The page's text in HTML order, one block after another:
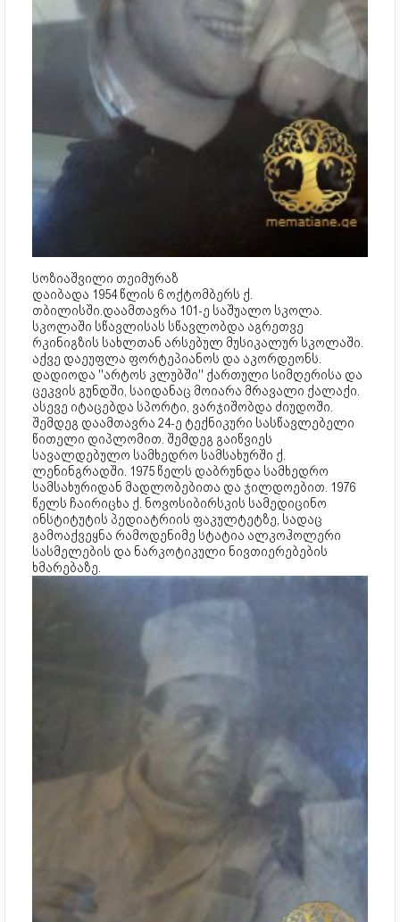
სოზიაშვილი თეიმურაზ
დაიბადა 1954 წლის 6 ოქტომბერს ქ.
თბილისში.დაამთავრა 101-ე საშუალო სკოლა.
სკოლაში სწავლისას სწავლობდა აგრეთვე
რკინიგზის სახლთან არსებულ მუსიკალურ სკოლაში.
აქვე დაეუფლა ფორტეპიანოს და აკორდეონს.
დადიოდა ''არტოს კლუბში'' ქართული სიმღერისა და
ცეკვის გუნდში, საიდანაც მოიარა მრავალი ქალაქი.
ასევე იტაცებდა სპორტი, ვარჯიშობდა ძიუდოში.
შემდეგ დაამთავრა 24-ე ტექნიკური სასწავლებელი
წითელი დიპლომით. შემდეგ გაიწვიეს
სავალდებულო სამხედრო სამსახურში ქ.
ლენინგრადში. 1975 წელს დაბრუნდა სამხედრო
სამსახურიდან მადლობებითა და ჯილდოებით. 1976
წელს ჩაირიცხა ქ. ნოვოსიბირსკის სამედიცინო
ინსტიტუტის პედიატრიის ფაკულტეტზე, სადაც
გამოაქვეყნა რამოდენიმე სტატია ალკოჰოლერი
სასმელების და ნარკოტიკული ნივთიერებების
ხმარებაზე.